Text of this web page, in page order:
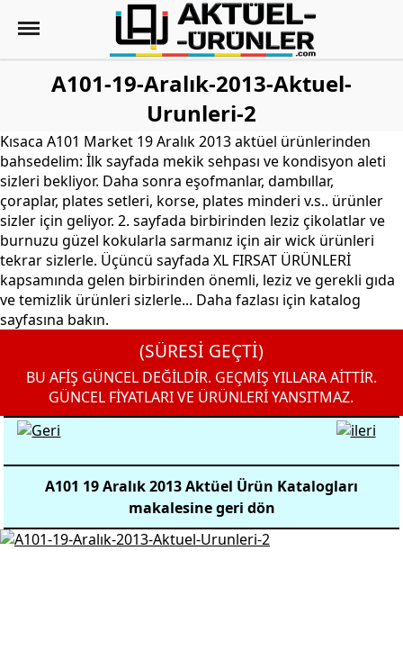
A101-19-Aralık-2013-Aktuel-
Urunleri-2
Kısaca A101 Market 19 Aralık 2013 aktüel ürünlerinden
bahsedelim: İlk sayfada mekik sehpası ve kondisyon aleti
sizleri bekliyor. Daha sonra eşofmanlar, dambıllar,
çoraplar, plates setleri, korse, plates minderi v.s.. ürünler
sizler için geliyor. 2. sayfada birbirinden leziz çikolatlar ve
burnuzu güzel kokularla sarmanız için air wick ürünleri
tekrar sizlerle. Üçüncü sayfada XL FIRSAT ÜRÜNLERİ
kapsamında gelen birbirinden önemli, leziz ve gerekli gıda
ve temizlik ürünleri sizlerle... Daha fazlası için katalog
sayfasına bakın.
(SÜRESİ GEÇTİ)
BU AFİŞ GÜNCEL DEĞİLDİR. GEÇMİŞ YILLARA AİTTİR.
GÜNCEL FİYATLARI VE ÜRÜNLERİ YANSITMAZ.
A101 19 Aralık 2013 Aktüel Ürün Katalogları
makalesine geri dön